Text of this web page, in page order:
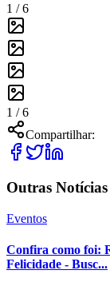
1 /6
1 /6
Compartilhar:
Outras Notícias
Eventos
Confira como foi:
Felicidade - Busc...